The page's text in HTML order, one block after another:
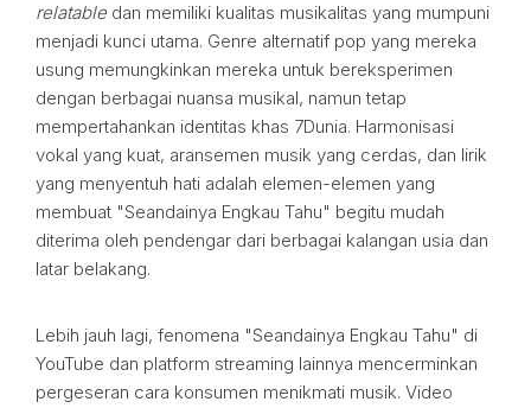
relatabledan memiliki kualitas musikalitas yang mumpuni
menjadi kunci utama. Genre alternatif pop yang mereka
usung memungkinkan mereka untuk bereksperimen
dengan berbagai nuansa musikal, namun tetap
mempertahankan identitas khas 7Dunia. Harmonisasi
vokal yang kuat, aransemen musik yang cerdas, dan lirik
yang menyentuh hati adalah elemen-elemen yang
membuat "Seandainya Engkau Tahu" begitu mudah
diterima oleh pendengar dari berbagai kalangan usia dan
latar belakang.
Lebih jauh lagi, fenomena "Seandainya Engkau Tahu" di
YouTube dan platform streaming lainnya mencerminkan
pergeseran cara konsumen menikmati musik. Video